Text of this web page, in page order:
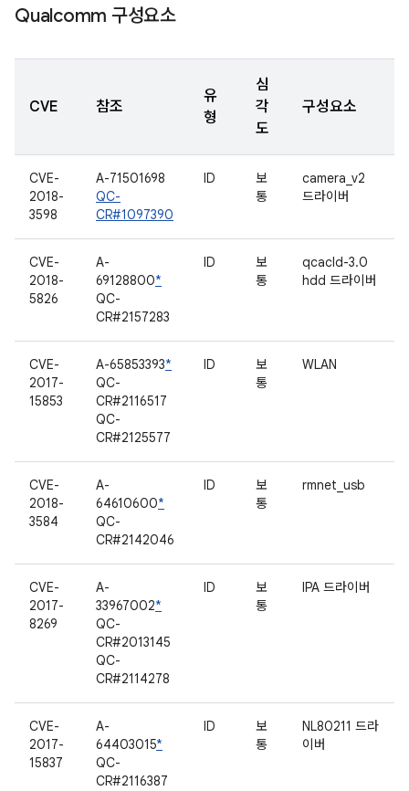
Qualcomm 구성요소
CVE 참조
유
형
심
각
도
구성요소
CVE-
2018-
3598
A-71501698
QC-
CR#1097390
ID
보
통
camera_v2
드라이버
CVE-
2018-
5826
A-
69128800*
QC-
CR#2157283
ID
보
통
qcacld-3.0
hdd 드라이버
CVE-
2017-
15853
A-65853393*
QC-
CR#2116517
QC-
CR#2125577
ID
보
통
WLAN
CVE-
2018-
3584
A-
64610600*
QC-
CR#2142046
ID
보
통
rmnet_usb
CVE-
2017-
8269
A-
33967002*
QC-
CR#2013145
QC-
CR#2114278
ID
보
통
IPA 드라이버
CVE-
2017-
15837
A-
64403015*
QC-
CR#2116387
ID
보
통
NL80211 드라
이버